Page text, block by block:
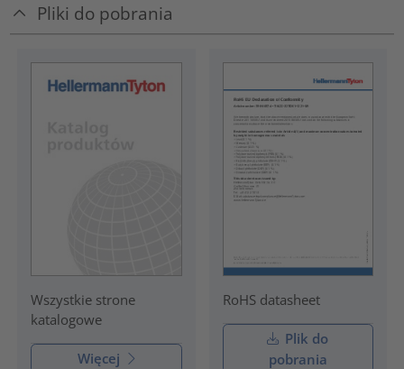
Pliki do pobrania
Wszystkie strone
katalogowe
Więcej
RoHS datasheet
Plik do
pobrania